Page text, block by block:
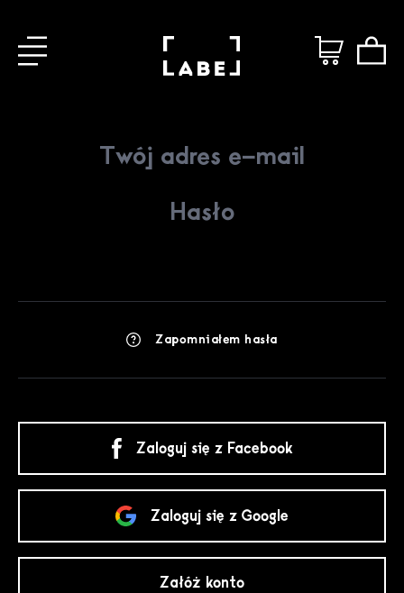
Zapomniałem hasła
Zaloguj się z Facebook
Zaloguj się z Google
Załóż konto